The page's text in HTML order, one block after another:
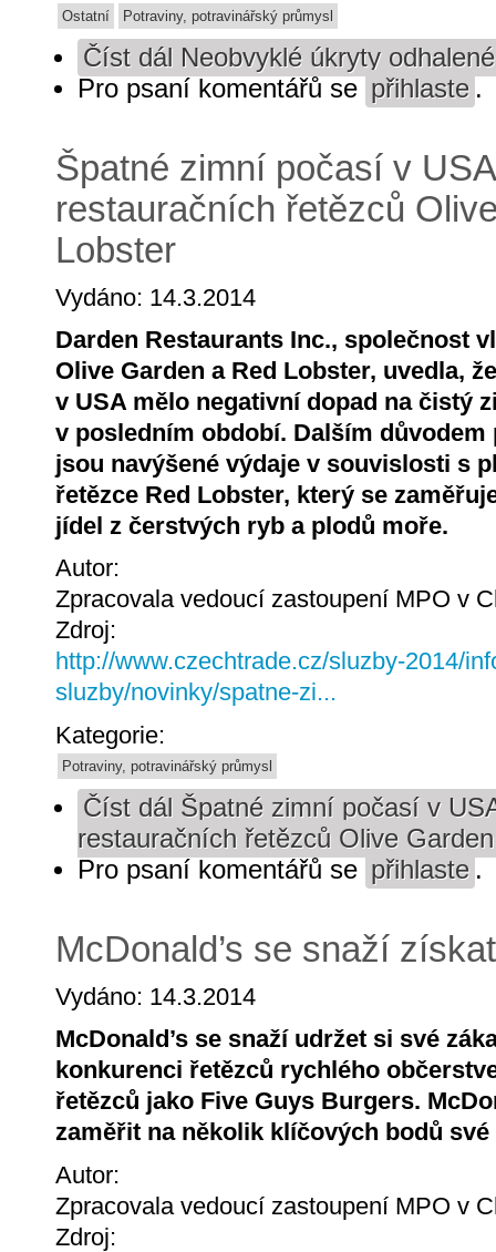
Ostatní Potraviny, potravinářský průmysl
Číst dál Neobvyklé úkryty
Pro psaní komentářů se přihlaste .
Špatné zimní počasí v
restauračních řetězců
Lobster
Vydáno: 14.3.2014
Darden Restaurants Inc., společnost
Olive Garden a Red Lobster, uvedla,
v USA mělo negativní dopad na čistý
v posledním období. Dalším
jsou navýšené výdaje v souvislosti s
řetězce Red Lobster, který se
jídel z čerstvých ryb a plodů moře.
Autor:
Zpracovala vedoucí zastoupení MPO v
Zdroj:
http://www.czechtrade.cz/sluzby-2014/
sluzby/novinky/spatne-zi...
Kategorie:
Potraviny, potravinářský průmysl
Číst dál Špatné zimní počasí v
restauračních řetězců Olive
Pro psaní komentářů se přihlaste .
McDonald’s se snaží
Vydáno: 14.3.2014
McDonald’s se snaží udržet si své
konkurenci řetězců rychlého
řetězců jako Five Guys Burgers.
zaměřit na několik klíčových bodů
Autor:
Zpracovala vedoucí zastoupení MPO v
Zdroj: